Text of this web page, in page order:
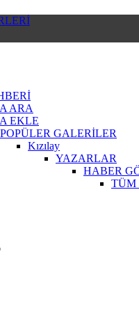
ARA
EKLE
POPÜLER GALERİLER
Kızılay
YAZARLAR
HABER
TÜM